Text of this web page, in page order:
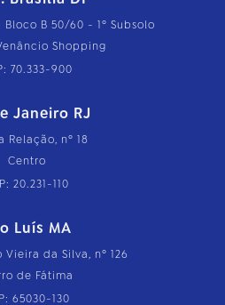
B 50/60 - 1º Subsolo
Shopping
70.333-900
Janeiro RJ
Relação, nº 18
Centro
20.231-110
Luís MA
Vieira da Silva, nº 126
de Fátima
65030-130